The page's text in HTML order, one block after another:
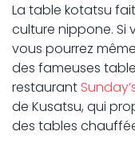
La table kotatsu
culture nippone. Si
vous pourrez
des fameuses
restaurant
de Kusatsu, qui
des tables